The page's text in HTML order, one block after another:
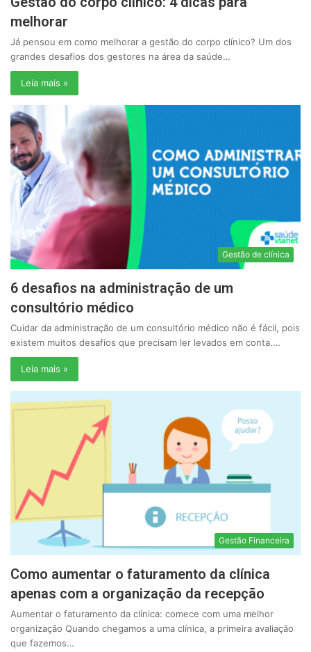
melhorar
Já pensou em como melhorar a gestão do corpo clínico? Um dos
grandes desafios dos gestores na área da saúde…
Leia mais »
Gestão de clínica
6 desafios na administração de um
consultório médico
Cuidar da administração de um consultório médico não é fácil, pois
existem muitos desafios que precisam ler levados em conta.…
Leia mais »
Gestão Financeira
Como aumentar o faturamento da clínica
apenas com a organização da recepção
Aumentar o faturamento da clínica: comece com uma melhor
organização Quando chegamos a uma clínica, a primeira avaliação
que fazemos…